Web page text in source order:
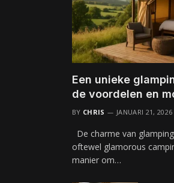
Een unieke
de voordelen en
BY CHRIS JANUARI 21, 2026
De charme van
oftewel glamorous
manier om…